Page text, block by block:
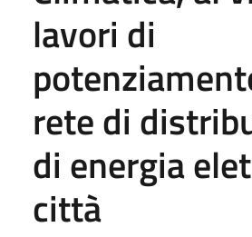
lavori di
rete di
di energia
città